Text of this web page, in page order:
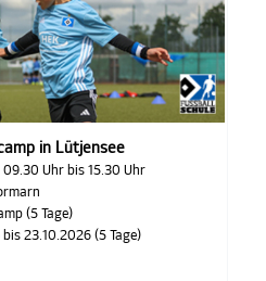
in Lütjensee
Uhr bis 15.30 Uhr
(5 Tage)
23.10.2026 (5 Tage)